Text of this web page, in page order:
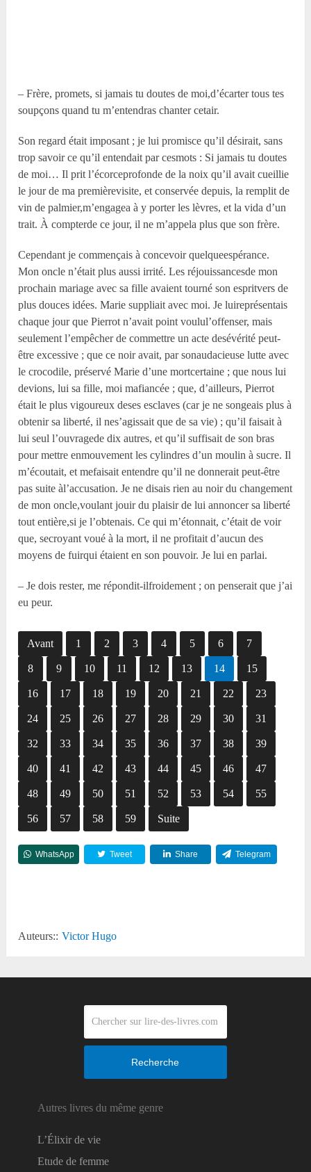
– Frère, promets, si jamais tu doutes de moi,d’écarter tous tes
soupçons quand tu m’entendras chanter cetair.
Son regard était imposant ; je lui promisce qu’il désirait, sans
trop savoir ce qu’il entendait par cesmots : Si jamais tu doutes
de moi… Il prit l’écorceprofonde de la noix qu’il avait cueillie
le jour de ma premièrevisite, et conservée depuis, la remplit de
vin de palmier,m’engagea à y porter les lèvres, et la vida d’un
trait. À compterde ce jour, il ne m’appela plus que son frère.
Cependant je commençais à concevoir quelqueespérance.
Mon oncle n’était plus aussi irrité. Les réjouissancesde mon
prochain mariage avec sa fille avaient tourné son espritvers de
plus douces idées. Marie suppliait avec moi. Je luireprésentais
chaque jour que Pierrot n’avait point voulul’offenser, mais
seulement l’empêcher de commettre un acte desévérité peut-
être excessive ; que ce noir avait, par sonaudacieuse lutte avec
le crocodile, préservé Marie d’une mortcertaine ; que nous lui
devions, lui sa fille, moi mafiancée ; que, d’ailleurs, Pierrot
était le plus vigoureux deses esclaves (car je ne songeais plus à
obtenir sa liberté, il nes’agissait que de sa vie) ; qu’il faisait à
lui seul l’ouvragede dix autres, et qu’il suffisait de son bras
pour mettre enmouvement les cylindres d’un moulin à sucre. Il
m’écoutait, et mefaisait entendre qu’il ne donnerait peut-être
pas suite àl’accusation. Je ne disais rien au noir du changement
de mon oncle,voulant jouir du plaisir de lui annoncer sa liberté
tout entière,si je l’obtenais. Ce qui m’étonnait, c’était de voir
que, secroyant voué à la mort, il ne profitait d’aucun des
moyens de fuirqui étaient en son pouvoir. Je lui en parlai.
– Je dois rester, me répondit-ilfroidement ; on penserait que j’ai
eu peur.
Avant 1 2 3 4 5 6 7
8 9 10 11 12 13 14 15
16 17 18 19 20 21 22 23
24 25 26 27 28 29 30 31
32 33 34 35 36 37 38 39
40 41 42 43 44 45 46 47
48 49 50 51 52 53 54 55
56 57 58 59 Suite
WhatsApp Tweet Share Telegram
Auteurs:: Victor Hugo
Recherche
Autres livres du même genre
L’Élixir de vie
Etude de femme